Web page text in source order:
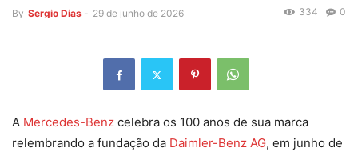
By Sergio Dias - 29 de junho de 2026 0
334
A Mercedes-Benz celebra os 100 anos de sua marca
relembrando a fundação da Daimler-Benz AG, em junho de